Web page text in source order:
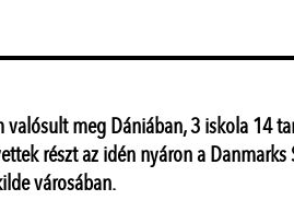
meg Dániában, 3 iskola 14
részt az idén nyáron a
városában.